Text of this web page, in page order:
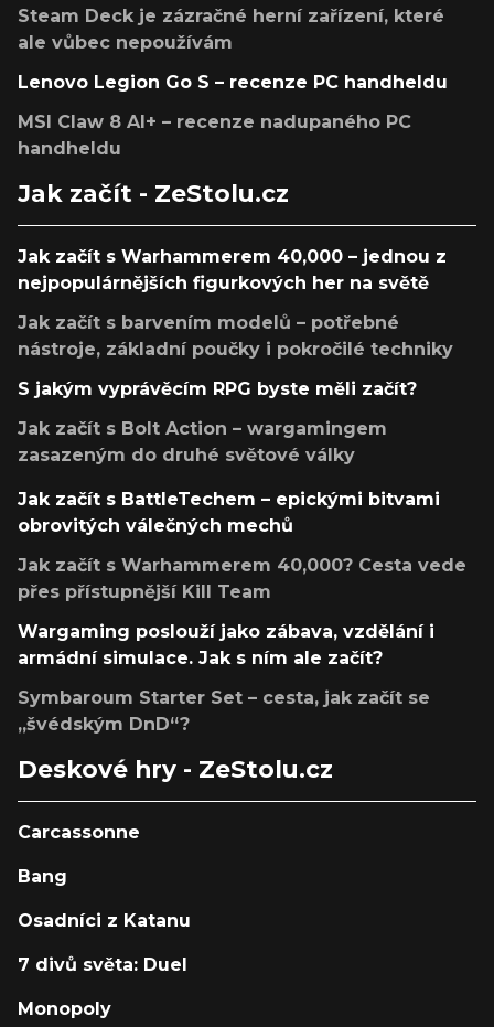
Steam Deck je zázračné herní zařízení, které
ale vůbec nepoužívám
Lenovo Legion Go S – recenze PC handheldu
MSI Claw 8 AI+ – recenze nadupaného PC
handheldu
Jak začít - ZeStolu.cz
Jak začít s Warhammerem 40,000 – jednou z
nejpopulárnějších figurkových her na světě
Jak začít s barvením modelů – potřebné
nástroje, základní poučky i pokročilé techniky
S jakým vyprávěcím RPG byste měli začít?
Jak začít s Bolt Action – wargamingem
zasazeným do druhé světové války
Jak začít s BattleTechem – epickými bitvami
obrovitých válečných mechů
Jak začít s Warhammerem 40,000? Cesta vede
přes přístupnější Kill Team
Wargaming poslouží jako zábava, vzdělání i
armádní simulace. Jak s ním ale začít?
Symbaroum Starter Set – cesta, jak začít se
„švédským DnD“?
Deskové hry - ZeStolu.cz
Carcassonne
Bang
Osadníci z Katanu
7 divů světa: Duel
Monopoly